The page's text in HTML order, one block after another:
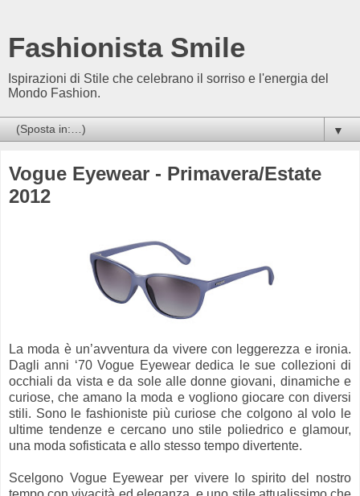
Fashionista Smile
Ispirazioni di Stile che celebrano il sorriso e l'energia del
Mondo Fashion.
▼
Vogue Eyewear - Primavera/Estate
2012
La moda è un’avventura da vivere con leggerezza e ironia.
Dagli anni ‘70 Vogue Eyewear dedica le sue collezioni di
occhiali da vista e da sole alle donne giovani, dinamiche e
curiose, che amano la moda e vogliono giocare con diversi
stili. Sono le fashioniste più curiose che colgono al volo le
ultime tendenze e cercano uno stile poliedrico e glamour,
una moda sofisticata e allo stesso tempo divertente.
Scelgono Vogue Eyewear per vivere lo spirito del nostro